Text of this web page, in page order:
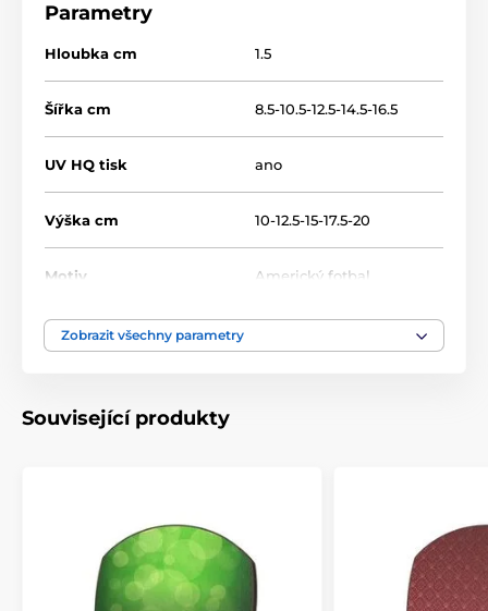
Parametry
Hloubka cm 1.5
Šířka cm 8.5-10.5-12.5-14.5-16.5
UV HQ tisk ano
Výška cm 10-12.5-15-17.5-20
Motiv Americký fotbal
Typ ocenění
Zobrazit všechny parametry
Související produkty